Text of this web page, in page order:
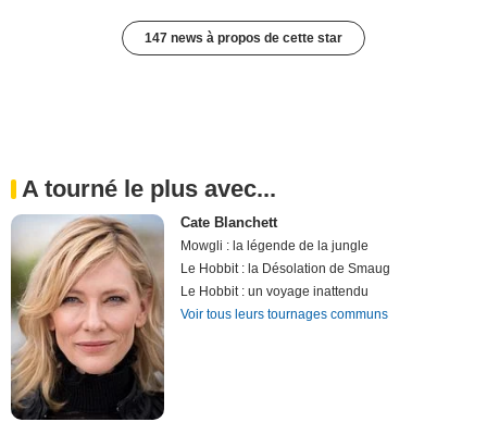
147 news à propos de cette star
A tourné le plus avec...
Cate Blanchett
Mowgli : la légende de la jungle
Le Hobbit : la Désolation de Smaug
Le Hobbit : un voyage inattendu
Voir tous leurs tournages communs